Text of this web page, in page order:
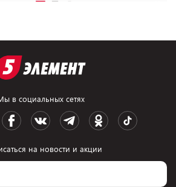
в социальных сетях
на новости и акции